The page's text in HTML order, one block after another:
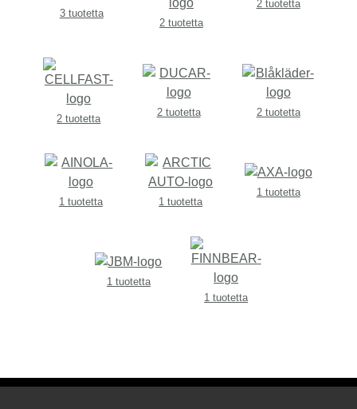
3 tuotetta
2 tuotetta
2 tuotetta
2 tuotetta
2 tuotetta 2 tuotetta
1 tuotetta 1 tuotetta
1 tuotetta
1 tuotetta
1 tuotetta